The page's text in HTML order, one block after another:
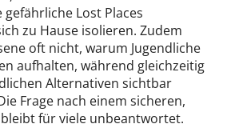
Lost Places
zu Hause isolieren. Zudem
oft nicht, warum Jugendliche
aufhalten, während gleichzeitig
Alternativen sichtbar
Frage nach einem sicheren,
für viele unbeantwortet.